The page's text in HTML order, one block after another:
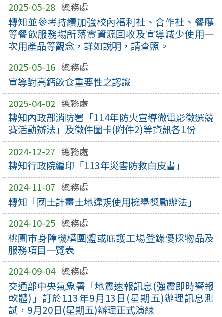
2025-05-28 總務處
轉知並參考持續加強校內福利社、合作社、餐廳
等餐飲服務場所落實資源回收及宣導減少使用一
次用產品等觀念，詳如說明，請查照。
2025-05-16 總務處
宣導對高鈣飲食重要性之認識
2025-04-02 總務處
轉知內政部消防署「114年防火宣導微電影徵選競
賽活動辦法」及徵件圖卡(附件2)等資訊各1份
2024-12-27 總務處
轉知行政院編印「113年災害防救白皮書」
2024-11-07 總務處
轉知「國土計畫土地違規使用檢舉獎勵辦法」
2024-10-25 總務處
桃園市身障機構團體或庇護工場登錄優採物品及
服務項目一覽表
2024-09-04 總務處
交通部中央氣象署「地震速報訊息(強震即時警報
軟體)」訂於113年9月13日(星期五)辦理訊息測
試，9月20日(星期五)辦理正式演練